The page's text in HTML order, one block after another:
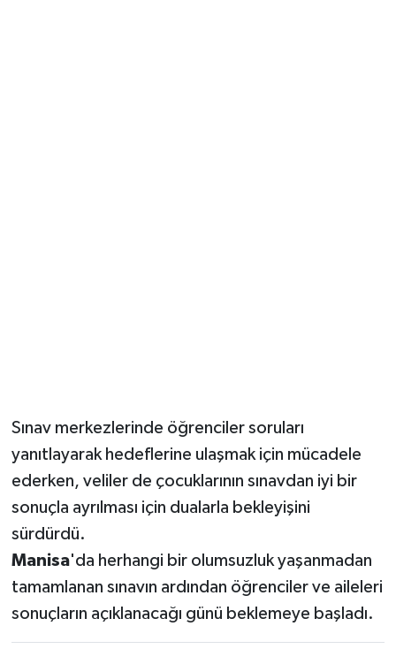
Sınav merkezlerinde öğrenciler soruları
yanıtlayarak hedeflerine ulaşmak için mücadele
ederken, veliler de çocuklarının sınavdan iyi bir
sonuçla ayrılması için dualarla bekleyişini
sürdürdü.
Manisa'da herhangi bir olumsuzluk yaşanmadan
tamamlanan sınavın ardından öğrenciler ve aileleri
sonuçların açıklanacağı günü beklemeye başladı.